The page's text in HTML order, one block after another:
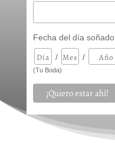
Fecha del día soñado
/ /
(Tu Boda)